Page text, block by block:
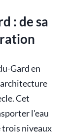
: de sa
Gard en
Cet
l'eau
trois niveaux